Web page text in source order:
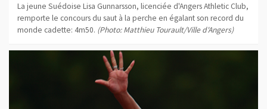
La jeune Suédoise Lisa Gunnarsson, licenciée d'Angers Athletic Club,
remporte le concours du saut à la perche en égalant son record du
monde cadette: 4m50. (Photo: Matthieu Tourault/Ville d'Angers)